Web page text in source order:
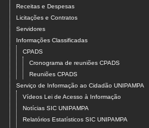
Receitas e Despesas
Licitações e Contratos
Servidores
Informações Classificadas
CPADS
Cronograma de reuniões CPADS
Reuniões CPADS
Serviço de Informação ao Cidadão UNIPAMPA
Vídeos Lei de Acesso à Informação
Notícias SIC UNIPAMPA
Relatórios Estatísticos SIC UNIPAMPA